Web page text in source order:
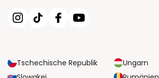
Tschechische Republik
Ungarn